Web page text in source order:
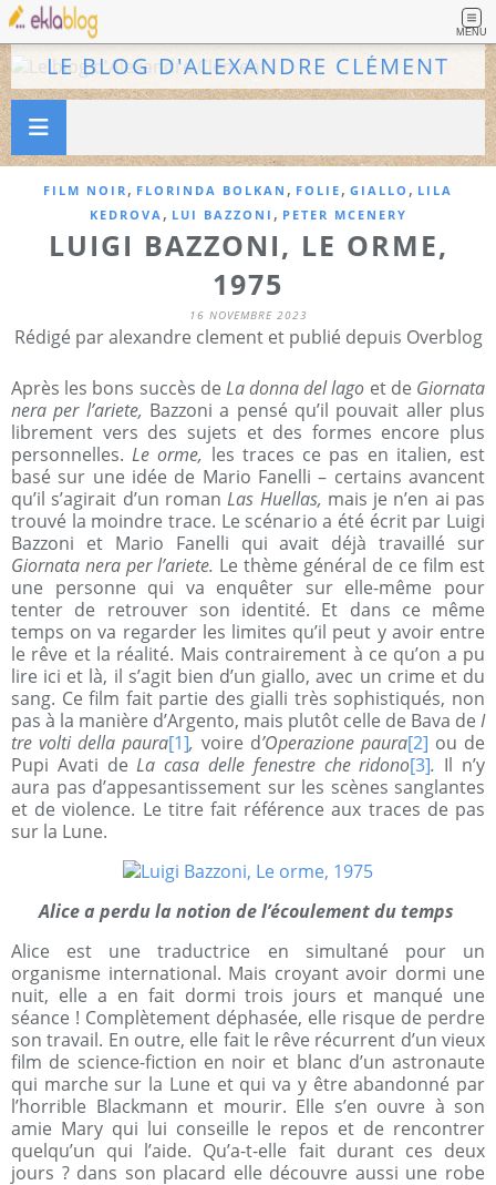
MENU
LE BLOG D'ALEXANDRE CLÉMENT
FILM NOIR , FLORINDA BOLKAN , FOLIE , GIALLO , LILA
KEDROVA , LUI BAZZONI , PETER MCENERY
LUIGI BAZZONI, LE ORME,
1975
16 NOVEMBRE 2023
Rédigé par alexandre clement et publié depuis Overblog
Après les bons succès de La donna del lago et de Giornata
nera per l’ariete, Bazzoni a pensé qu’il pouvait aller plus
librement vers des sujets et des formes encore plus
personnelles.Le orme, les traces ce pas en italien, est
basé sur une idée de Mario Fanelli – certains avancent
qu’il s’agirait d’un romanLas Huellas, mais je n’en ai pas
trouvé la moindre trace. Le scénario a été écrit par Luigi
Bazzoni et Mario Fanelli qui avait déjà travaillé sur
Giornata nera per l’ariete. Le thème général de ce film est
une personne qui va enquêter sur elle-même pour
tenter de retrouver son identité. Et dans ce même
temps on va regarder les limites qu’il peut y avoir entre
le rêve et la réalité. Mais contrairement à ce qu’on a pu
lire ici et là, il s’agit bien d’un giallo, avec un crime et du
sang. Ce film fait partie des gialli très sophistiqués, non
pas à la manière d’Argento, mais plutôt celle de Bava de I
tre volti della paura[1], voire d’Operazione paura[2] ou de
Pupi Avati deLa casa delle fenestre che ridono[3]. Il n’y
aura pas d’appesantissement sur les scènes sanglantes
et de violence. Le titre fait référence aux traces de pas
sur la Lune.
Alice a perdu la notion de l’écoulement du temps
Alice est une traductrice en simultané pour un
organisme international. Mais croyant avoir dormi une
nuit, elle a en fait dormi trois jours et manqué une
séance ! Complètement déphasée, elle risque de perdre
son travail. En outre, elle fait le rêve récurrent d’un vieux
film de science-fiction en noir et blanc d’un astronaute
qui marche sur la Lune et qui va y être abandonné par
l’horrible Blackmann et mourir. Elle s’en ouvre à son
amie Mary qui lui conseille le repos et de rencontrer
quelqu’un qui l’aide. Qu’a-t-elle fait durant ces deux
jours ? dans son placard elle découvre aussi une robe